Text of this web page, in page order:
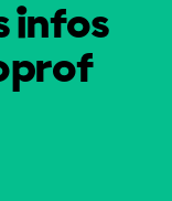
infos